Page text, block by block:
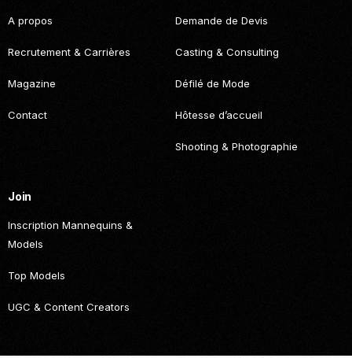
A propos
Recrutement & Carrières
Magazine
Contact
Demande de Devis
Casting & Consulting
Défilé de Mode
Hôtesse d’accueil
Shooting & Photographie
Join
Inscription Mannequins &
Models
Top Models
UGC & Content Creators